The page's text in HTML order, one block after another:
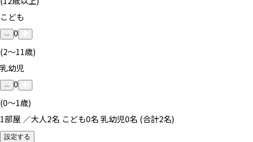
こども
0
(2〜11歳)
乳幼児
0
(0〜1歳)
1部屋 ／大人2名 こども0名 乳幼児0名 (合計2名)
設定する